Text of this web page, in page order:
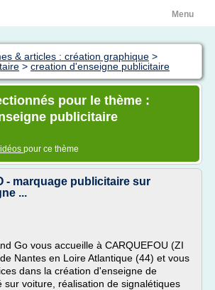
Menu
& articles : création graphique >
> creation d'enseigne publicitaire
pour le thème :
publicitaire
pour ce thème
- marquage publicitaire sur
...
Go vous accueille à CARQUEFOU (ZI
Nantes en Loire Atlantique (44) et vous
dans la création d'enseigne de
sur voiture, réalisation de signalétiques